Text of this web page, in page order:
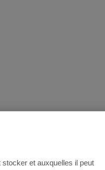
et auxquelles il peut